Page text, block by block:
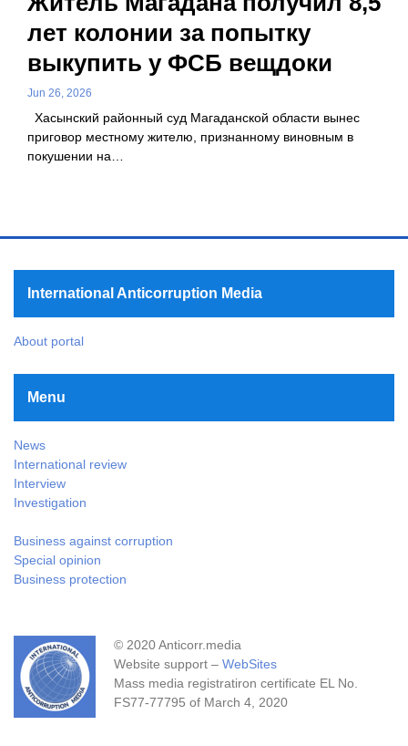
лет колонии за попытку
выкупить у ФСБ вещдоки
Jun 26, 2026
Хасынский районный суд Магаданской области вынес
приговор местному жителю, признанному виновным в
покушении на…
International Anticorruption Media
About portal
Menu
News
International review
Interview
Investigation
Business against corruption
Special opinion
Business protection
© 2020 Anticorr.media
Website support – WebSites
Mass media registratiron certificate EL No.
FS77-77795 of March 4, 2020